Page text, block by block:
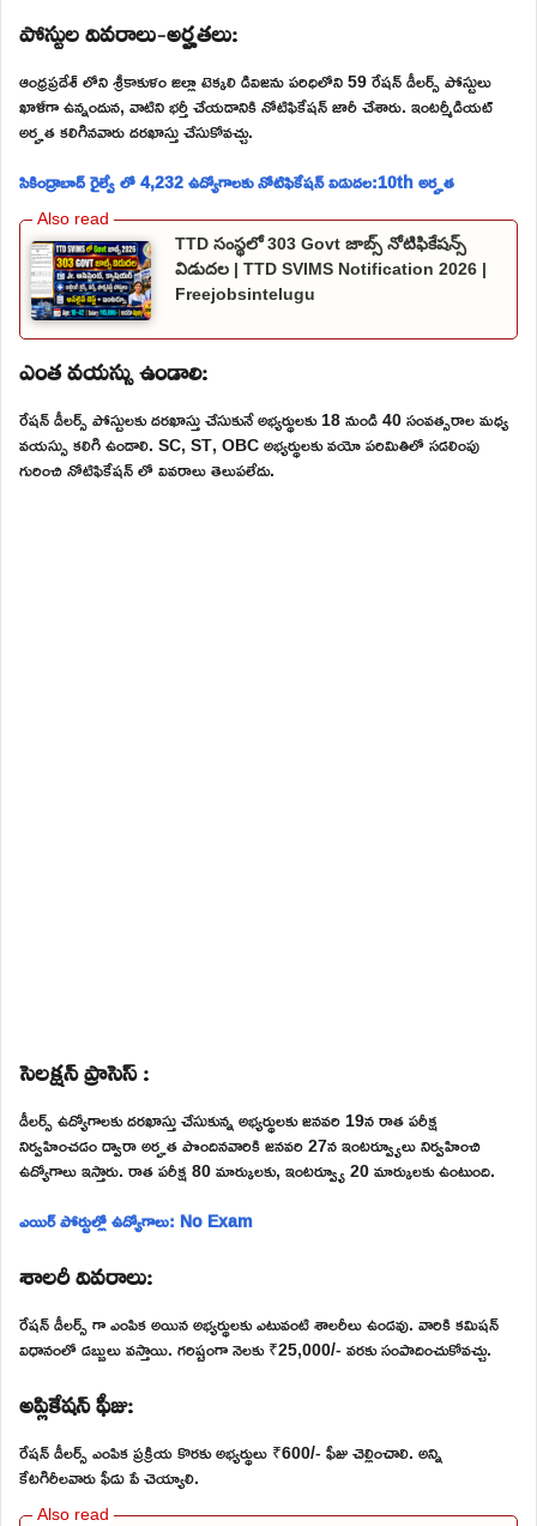
పోస్టుల వివరాలు-అర్హతలు:
ఆంధ్రప్రదేశ్ లోని శ్రీకాకుళం జిల్లా టెక్కలి డివిజను పరిధిలోని 59 రేషన్ డీలర్స్ పోస్టులు
ఖాళీగా ఉన్నందున, వాటిని భర్తీ చేయడానికి నోటిఫికేషన్ జారీ చేశారు. ఇంటర్మీడియట్
అర్హత కలిగినవారు దరఖాస్తు చేసుకోవచ్చు.
సికింద్రాబాద్ రైల్వే లో 4,232 ఉద్యోగాలకు నోటిఫికేషన్ విడుదల:10th అర్హత
TTD సంస్థలో 303 Govt జాబ్స్ నోటిఫికేషన్స్
విడుదల | TTD SVIMS Notification 2026 |
Freejobsintelugu
ఎంత వయస్సు ఉండాలి:
రేషన్ డీలర్స్ పోస్టులకు దరఖాస్తు చేసుకునే అభ్యర్థులకు 18 నుండి 40 సంవత్సరాల మధ్య
వయస్సు కలిగి ఉండాలి. SC, ST, OBC అభ్యర్థులకు వయో పరిమితిలో సడలింపు
గురించి నోటిఫికేషన్ లో వివరాలు తెలుపలేదు.
సెలక్షన్ ప్రాసెస్ :
డీలర్స్ ఉద్యోగాలకు దరఖాస్తు చేసుకున్న అభ్యర్థులకు జనవరి 19న రాత పరీక్ష
నిర్వహించడం ద్వారా అర్హత పొందినవారికి జనవరి 27న ఇంటర్వ్యూలు నిర్వహించి
ఉద్యోగాలు ఇస్తారు. రాత పరీక్ష 80 మార్కులకు, ఇంటర్వ్యూ 20 మార్కులకు ఉంటుంది.
ఎయిర్ పోర్టుల్లో ఉద్యోగాలు: No Exam
శాలరీ వివరాలు:
రేషన్ డీలర్స్ గా ఎంపిక అయిన అభ్యర్థులకు ఎటువంటి శాలరీలు ఉండవు. వారికి కమిషన్
విధానంలో డబ్బులు వస్తాయి. గరిష్టంగా నెలకు ₹25,000/- వరకు సంపాదించుకోవచ్చు.
అప్లికేషన్ ఫీజు:
రేషన్ డీలర్స్ ఎంపిక ప్రక్రియ కొరకు అభ్యర్థులు ₹600/- ఫీజు చెల్లించాలి. అన్ని
కేటగిరీలవారు ఫీడు పే చెయ్యాలి.